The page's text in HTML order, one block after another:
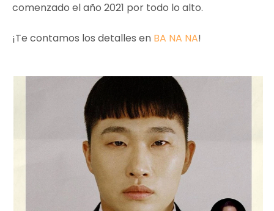
comenzado el año 2021 por todo lo alto.
¡Te contamos los detalles en BA NA NA!